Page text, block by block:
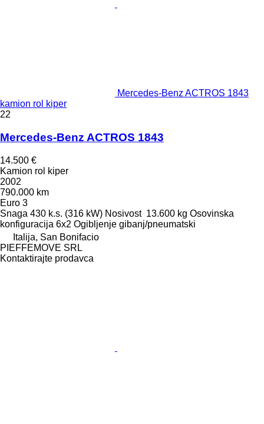
Mercedes-Benz ACTROS 1843
kamion rol kiper
22
Mercedes-Benz ACTROS 1843
14.500 €
Kamion rol kiper
2002
790.000 km
Euro 3
Snaga 430 k.s. (316 kW) Nosivost 13.600 kg Osovinska
konfiguracija 6x2 Ogibljenje gibanj/pneumatski
Italija, San Bonifacio
PIEFFEMOVE SRL
Kontaktirajte prodavca